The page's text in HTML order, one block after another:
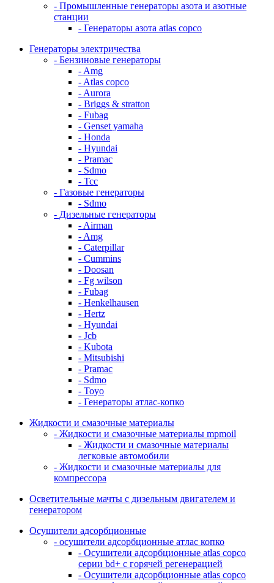
- Промышленные генераторы азота и азотные
станции
- Генераторы азота atlas copco
Генераторы электричества
- Бензиновые генераторы
- Amg
- Atlas copco
- Aurora
- Briggs & stratton
- Fubag
- Genset yamaha
- Honda
- Hyundai
- Pramac
- Sdmo
- Тсс
- Газовые генераторы
- Sdmo
- Дизельные генераторы
- Airman
- Amg
- Caterpillar
- Cummins
- Doosan
- Fg wilson
- Fubag
- Henkelhausen
- Hertz
- Hyundai
- Jcb
- Kubota
- Mitsubishi
- Pramac
- Sdmo
- Toyo
- Генераторы атлас-копко
Жидкости и смазочные материалы
- Жидкости и смазочные материалы mpmoil
- Жидкости и смазочные материалы
легковые автомобили
- Жидкости и смазочные материалы для
компрессора
Осветительные мачты с дизельным двигателем и
генератором
Осушители адсорбционные
- осушители адсорбционные атлас копко
- Осушители адсорбционные atlas copco
серии bd+ с горячей регенерацией
- Осушители адсорбционные atlas copco